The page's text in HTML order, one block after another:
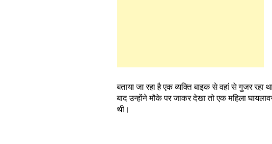
बताया जा रहा है एक व्यक्ति बाइक से वहां से गुजर
बाद उन्होंने मौके पर जाकर देखा तो एक महिला
थी।